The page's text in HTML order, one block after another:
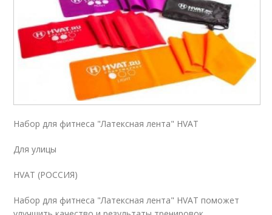
Набор для фитнеса "Латексная лента" HVAT
Для улицы
HVAT (РОССИЯ)
Набор для фитнеса "Латексная лента" HVAT поможет